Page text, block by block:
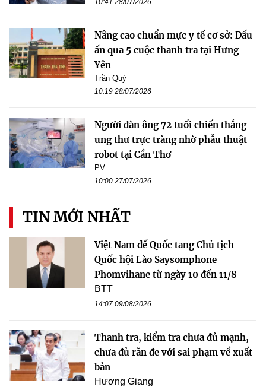
10:41 28/07/2026
Nâng cao chuẩn mực y tế cơ sở: Dấu
ấn qua 5 cuộc thanh tra tại Hưng
Yên
Trần Quý
10:19 28/07/2026
Người đàn ông 72 tuổi chiến thắng
ung thư trực tràng nhờ phẫu thuật
robot tại Cần Thơ
PV
10:00 27/07/2026
TIN MỚI NHẤT
Việt Nam để Quốc tang Chủ tịch
Quốc hội Lào Saysomphone
Phomvihane từ ngày 10 đến 11/8
BTT
14:07 09/08/2026
Thanh tra, kiểm tra chưa đủ mạnh,
chưa đủ răn đe với sai phạm về xuất
bản
Hương Giang